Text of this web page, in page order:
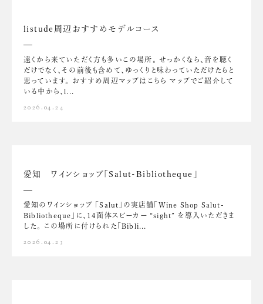
listude周辺おすすめモデルコース
遠くから来ていただく方も多いこの場所。 せっかくなら、音を聴く
だけでなく、その前後も含めて、ゆっくりと味わっていただけたらと
思っています。 おすすめ周辺マップはこちら マップでご紹介して
いる中から、l...
2026.04.24
愛知 ワインショップ「Salut-Bibliotheque」
愛知のワインショップ 「Salut」の実店舗「Wine Shop Salut-
Bibliotheque」に、14面体スピーカー “sight” を導入いただきま
した。 この場所に付けられた「Bibli...
2026.04.23